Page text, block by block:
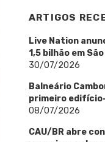
ARTIGOS
Live Nation
1,5 bilhão em
30/07/2026
Balneário
primeiro
08/07/2026
CAU/BR abre